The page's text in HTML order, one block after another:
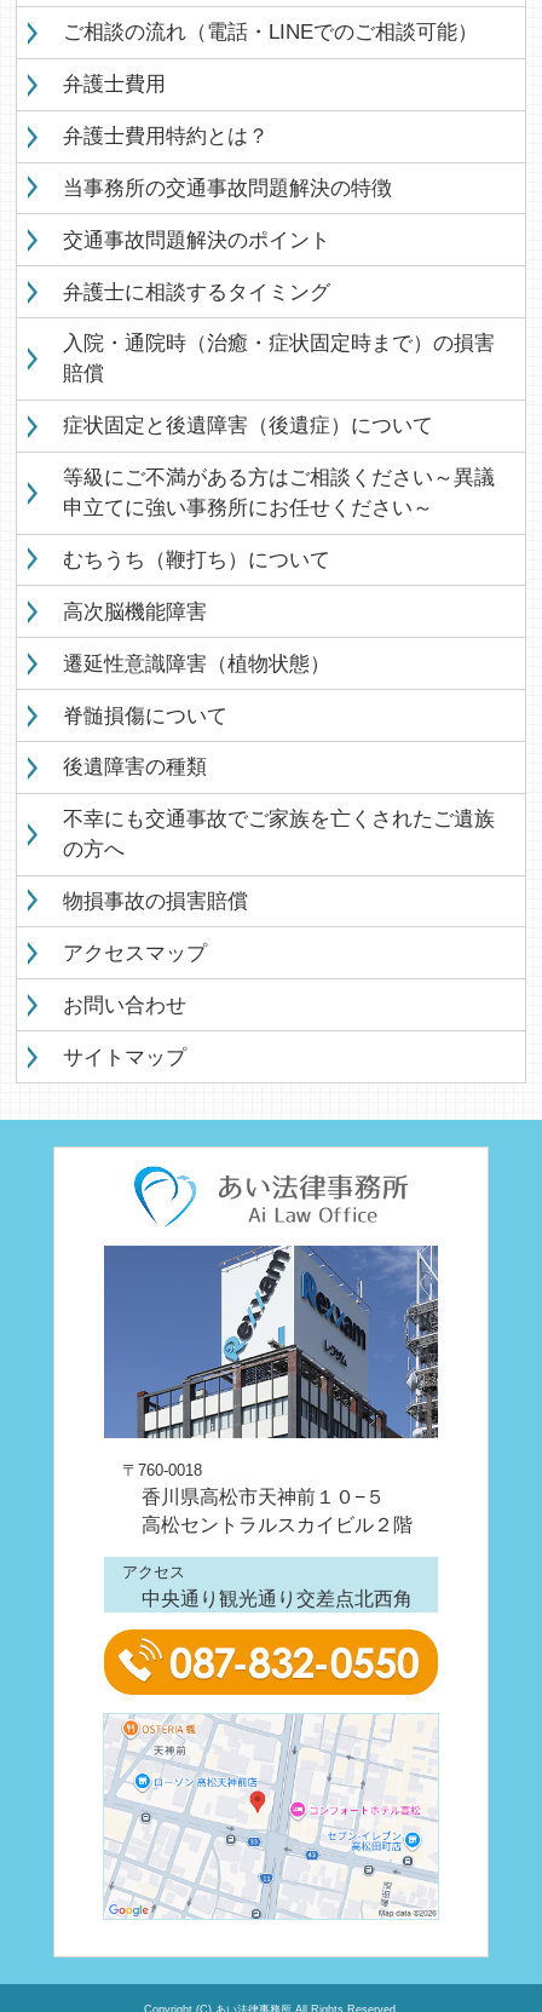
ご相談の流れ（電話・LINEでのご相談可能）
弁護士費用
弁護士費用特約とは？
当事務所の交通事故問題解決の特徴
交通事故問題解決のポイント
弁護士に相談するタイミング
入院・通院時（治癒・症状固定時まで）の損害
賠償
症状固定と後遺障害（後遺症）について
等級にご不満がある方はご相談ください～異議
申立てに強い事務所にお任せください～
むちうち（鞭打ち）について
高次脳機能障害
遷延性意識障害（植物状態）
脊髄損傷について
後遺障害の種類
不幸にも交通事故でご家族を亡くされたご遺族
の方へ
物損事故の損害賠償
アクセスマップ
お問い合わせ
サイトマップ
〒760-0018
香川県高松市天神前１０−５
高松セントラルスカイビル２階
アクセス
中央通り観光通り交差点北西角